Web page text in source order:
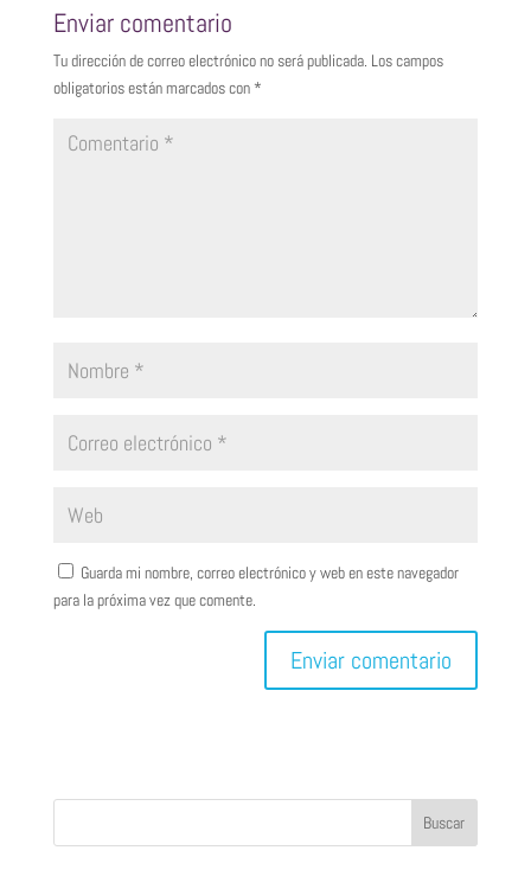
Enviar comentario
Tu dirección de correo electrónico no será publicada. Los campos
obligatorios están marcados con *
Guarda mi nombre, correo electrónico y web en este navegador
para la próxima vez que comente.